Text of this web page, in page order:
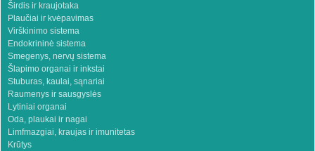
Širdis ir kraujotaka
Plaučiai ir kvėpavimas
Virškinimo sistema
Endokrininė sistema
Smegenys, nervų sistema
Šlapimo organai ir inkstai
Stuburas, kaulai, sąnariai
Raumenys ir sausgyslės
Lytiniai organai
Oda, plaukai ir nagai
Limfmazgiai, kraujas ir imunitetas
Krūtys